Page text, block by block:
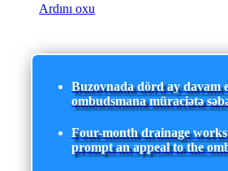
Ardını oxu
Buzovnada dörd ay davam
ombudsmana müraciətə
Four-month drainage
prompt an appeal to the